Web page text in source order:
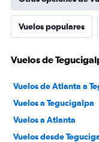
Vuelos populares
Vuelos de
Vuelos de Atlanta a
Vuelos a Tegucigalpa
Vuelos a Atlanta
Vuelos desde